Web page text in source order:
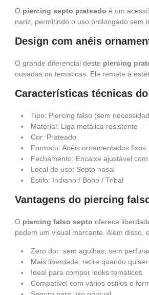
O piercing septo prateado é um
nariz, permitindo o uso prolongado sem
Design com anéis
O grande diferencial deste piercing
ousadas ou temáticas. Ele remete à
Características técnicas do
Tipo: Piercing falso (sem
Material: Liga metálica resistente
Cor: Prateado
Formato: Anéis ornamentados fixos
Fechamento: Encaixe ajustável
Local de uso: Septo nasal
Estilo: Indiano / Boho / Tribal
Vantagens do piercing
O piercing falso septo oferece
pedem um visual marcante. Além disso,
Zero dor: sem agulhas, sem
Mais liberdade: retire quando quiser
Ideal para compor looks temáticos
Compatível com vários estilos e